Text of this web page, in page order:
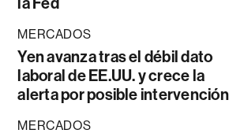
MERCADOS
Yen avanza tras el débil dato
laboral de EE.UU. y crece la
alerta por posible intervención
MERCADOS